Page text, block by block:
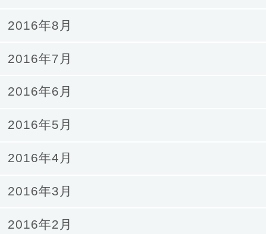
2016年8月
2016年7月
2016年6月
2016年5月
2016年4月
2016年3月
2016年2月